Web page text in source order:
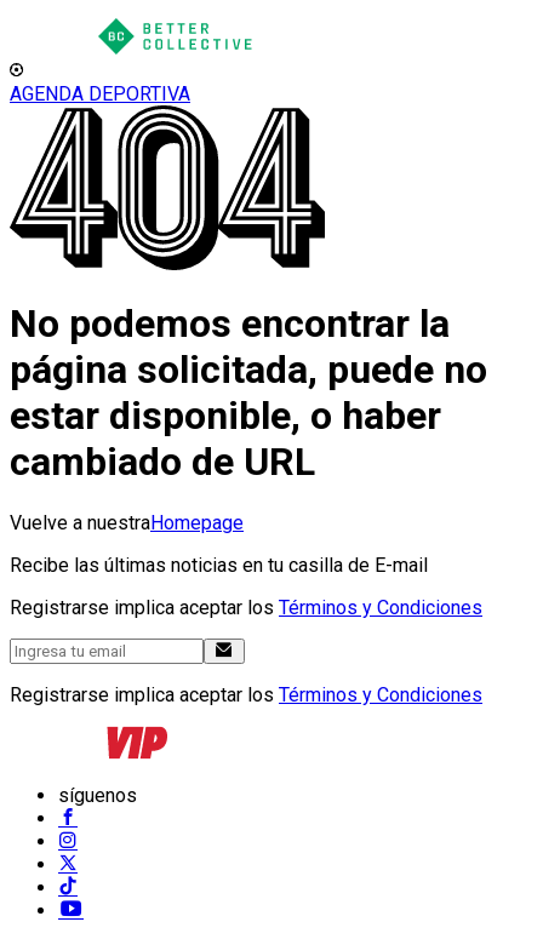
AGENDA DEPORTIVA
No podemos encontrar la
página solicitada, puede no
estar disponible, o haber
cambiado de URL
Vuelve a nuestraHomepage
Recibe las últimas noticias en tu casilla de E-mail
Registrarse implica aceptar los Términos y Condiciones
Registrarse implica aceptar los Términos y Condiciones
síguenos